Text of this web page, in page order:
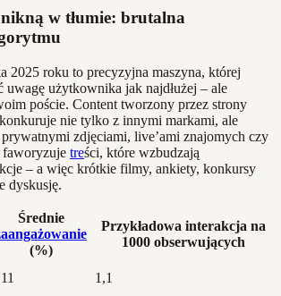
w tłumie: brutalna
2025 roku to precyzyjna maszyna, której
uwagę użytkownika jak najdłużej – ale
poście. Content tworzony przez strony
nie tylko z innymi markami, ale
zdjęciami, live’ami znajomych czy
treści, które wzbudzają
– a więc krótkie filmy, ankiety, konkursy
dyskusję.
Średnie
(%)
Przykładowa interakcja na
1000 obserwujących
1,1